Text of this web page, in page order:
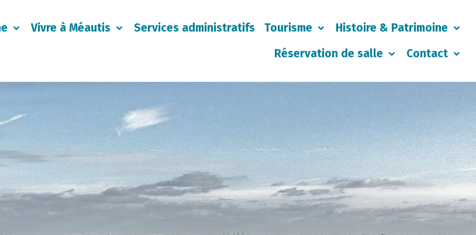
Vivre à Méautis Services administratifs Tourisme
Histoire & Patrimoine
Réservation de salle
Contact